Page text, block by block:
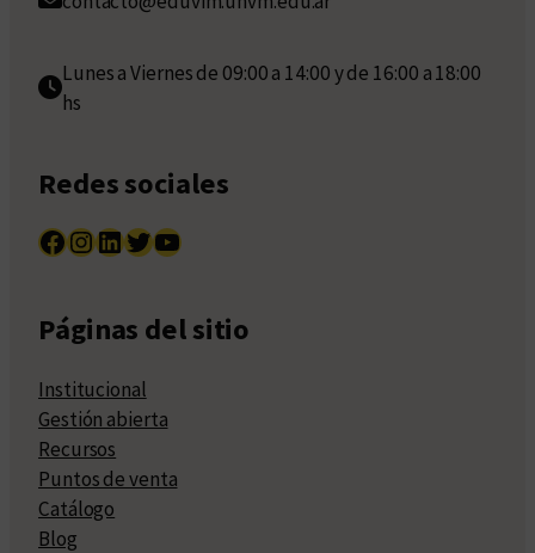
Lunes a Viernes de 09:00 a 14:00 y de 16:00 a 18:00
hs
Redes sociales
Facebook InstagramLinkedIn Twitter YouTube
Páginas del sitio
Institucional
Gestión abierta
Recursos
Puntos de venta
Catálogo
Blog